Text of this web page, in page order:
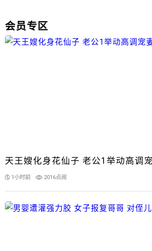
会员专区
天王嫂化身花仙子 老公1举动高调
1小时前 2016点阅